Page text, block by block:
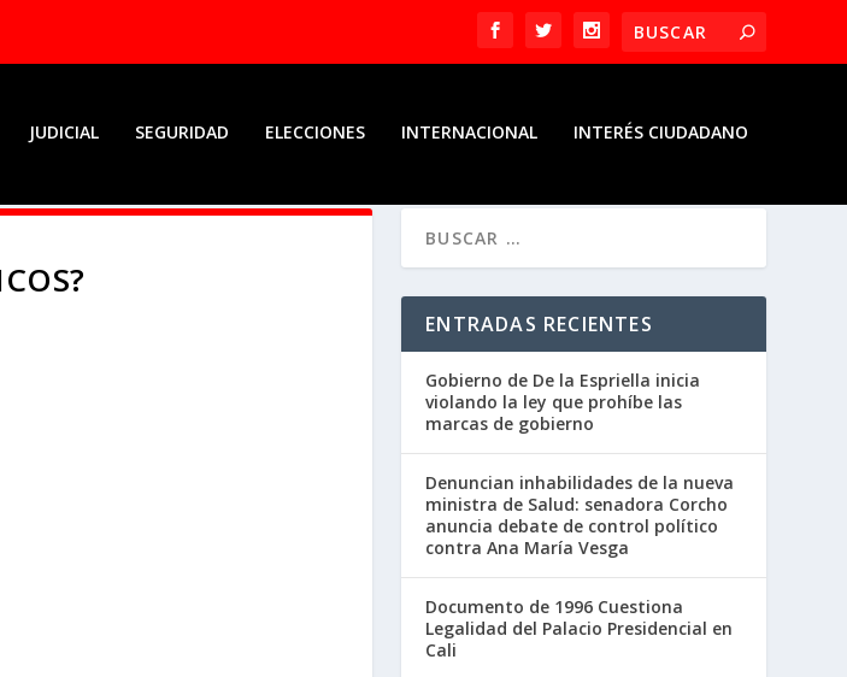
JUDICIAL SEGURIDAD ELECCIONES INTERNACIONAL INTERÉS CIUDADANO
ENTRADAS RECIENTES
Gobierno de De la Espriella inicia
violando la ley que prohíbe las
marcas de gobierno
Denuncian inhabilidades de la nueva
ministra de Salud: senadora Corcho
anuncia debate de control político
contra Ana María Vesga
Documento de 1996 Cuestiona
Legalidad del Palacio Presidencial en
Cali